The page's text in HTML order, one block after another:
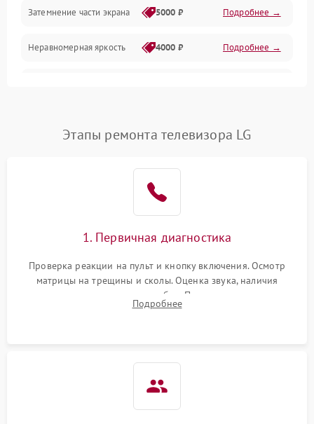
Механические повреждения
Программное обеспечение
Сеть и подключения
Затемнение части экрана 5000 ₽ Подробнее →
Неравномерная яркость 4000 ₽ Подробнее →
Этапы ремонта телевизора LG
1. Первичная диагностика
Проверка реакции на пульт и кнопку включения. Осмотр
матрицы на трещины и сколы. Оценка звука, наличия
подсветки и индикаторов ошибок. Подключение тестовых
источников сигнала для выявления симптомов поломки.
Подробнее